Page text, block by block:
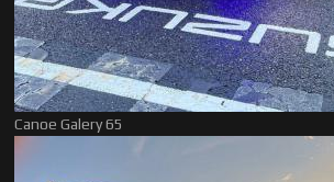
Canoe Galery 65